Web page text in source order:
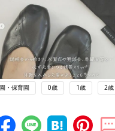
・保育園 0歳 1歳 2歳